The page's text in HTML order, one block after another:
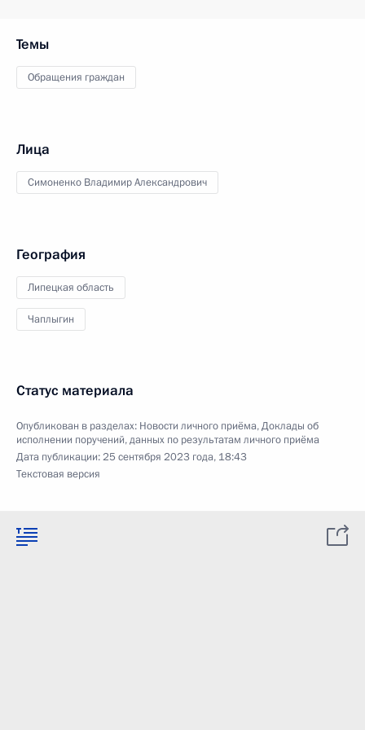
Темы
Обращения граждан
Лица
Симоненко Владимир Александрович
География
Липецкая область
Чаплыгин
Статус материала
Опубликован в разделах: Новости личного приёма,Доклады об
исполнении поручений, данных по результатам личного приёма
Дата публикации:25 сентября 2023 года, 18:43
Текстовая версия